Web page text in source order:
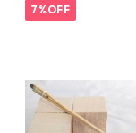
7%OFF